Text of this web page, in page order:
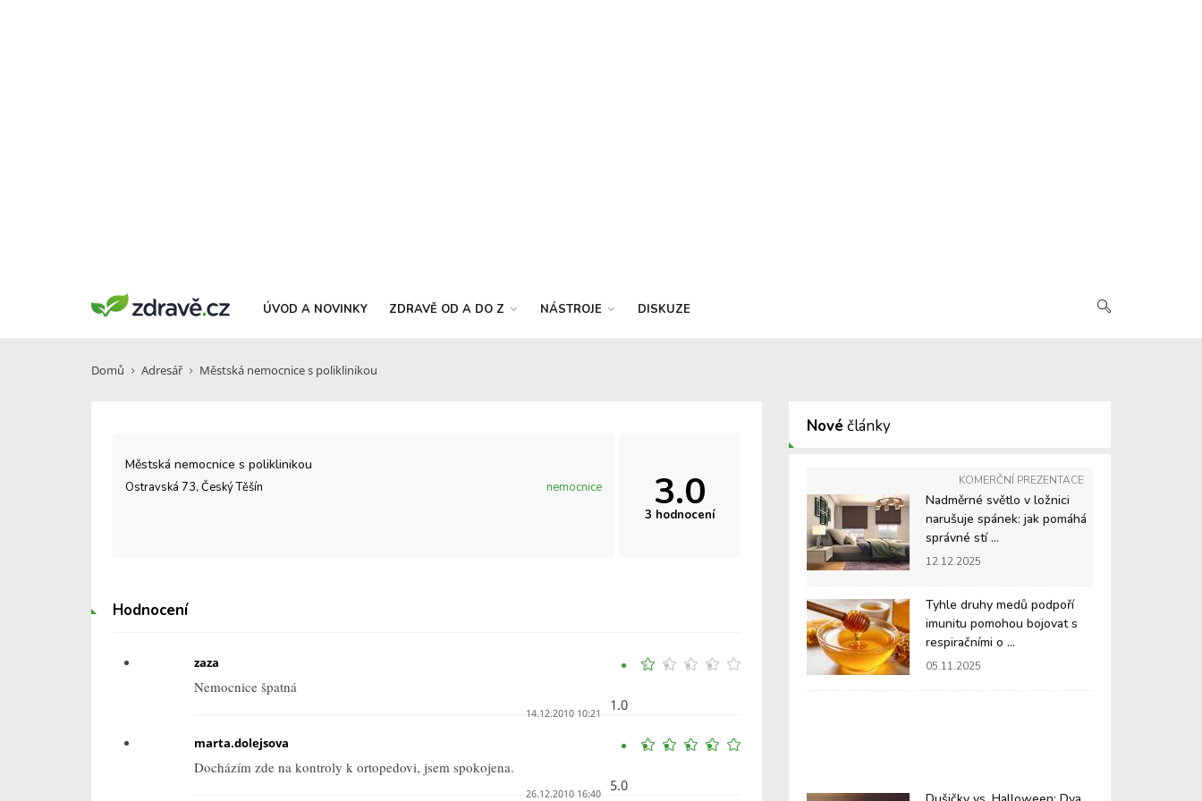
ÚVOD A NOVINKY ZDRAVĚ OD A DO Z NÁSTROJE DISKUZE
Domů Adresář Městská nemocnice s poliklinikou
Městská nemocnice s poliklinikou
Ostravská 73, Český Těšín nemocnice 3.0
3 hodnocení
Hodnocení
1.0
zaza
Nemocnice špatná
14.12.2010 10:21
5.0
marta.dolejsova
Docházím zde na kontroly k ortopedovi, jsem spokojena.
26.12.2010 16:40
Nové články
KOMERČNÍ PREZENTACE
Nadměrné světlo v ložnici
narušuje spánek: jak pomáhá
správné stí ...
12.12.2025
Tyhle druhy medů podpoří
imunitu pomohou bojovat s
respiračními o ...
05.11.2025